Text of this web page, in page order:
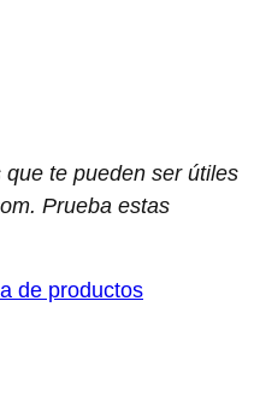
te pueden ser útiles
Prueba estas
de productos